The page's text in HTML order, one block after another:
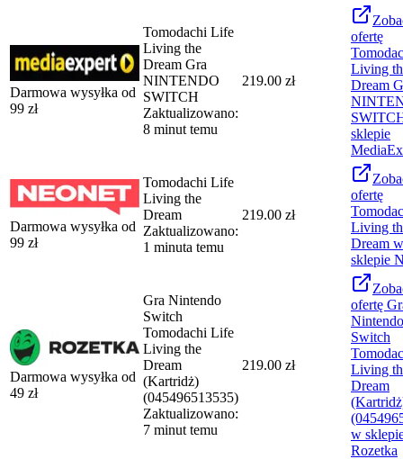
Darmowa wysyłka od
99 zł
Tomodachi Life
Living the
Dream Gra
NINTENDO
SWITCH
Zaktualizowano:
8 minut temu
219.00 zł
ofertę
Living
Dream
sklepie
Darmowa wysyłka od
99 zł
Tomodachi Life
Living the
Dream
Zaktualizowano:
1 minuta temu
219.00 zł
ofertę
Living
Dream w
sklepie
Darmowa wysyłka od
49 zł
Gra Nintendo
Switch
Tomodachi Life
Living the
Dream
(Kartridż)
(045496513535)
Zaktualizowano:
7 minut temu
219.00 zł
ofertę
Nintendo
Switch
Living
Dream
w
Rozetka